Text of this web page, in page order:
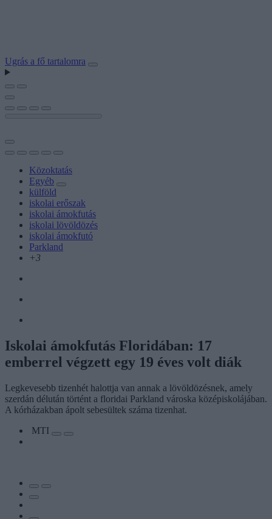
Ugrás a fő tartalomra
Közoktatás
Egyéb
külföld
iskolai erőszak
iskolai ámokfutás
iskolai lövöldözés
iskolai ámokfutó
Parkland
+3
Iskolai ámokfutás Floridában: 17
emberrel végzett egy 19 éves volt diák
Legkevesebb tizenhét halottja van annak a lövöldözésnek, amely
szerdán délután történt a floridai Parkland városka középiskolájában.
A kórházakban ápolt sebesültek száma tizenhat.
MTI